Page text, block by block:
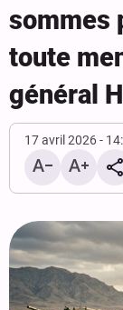
sommes
toute
général
17 avril 2026 -